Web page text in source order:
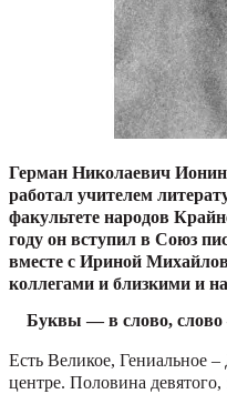
Герман Николаевич Ионин
работал учителем
факультете народов
году он вступил в Союз
вместе с Ириной
коллегами и близкими и
Буквы — в слово,
Есть Великое, Гениальное
центре. Половина